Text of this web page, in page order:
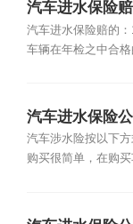
汽车进水保险
汽车进水保险赔的
车辆在年检之中合格
汽车进水保险
汽车涉水险按以下
购买很简单，在购